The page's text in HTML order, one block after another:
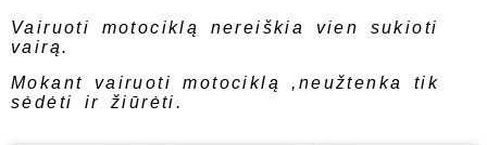
Vairuoti motociklą nereiškia vien sukioti
vairą.
Mokant vairuoti motociklą ,neužtenka tik
sėdėti ir žiūrėti.